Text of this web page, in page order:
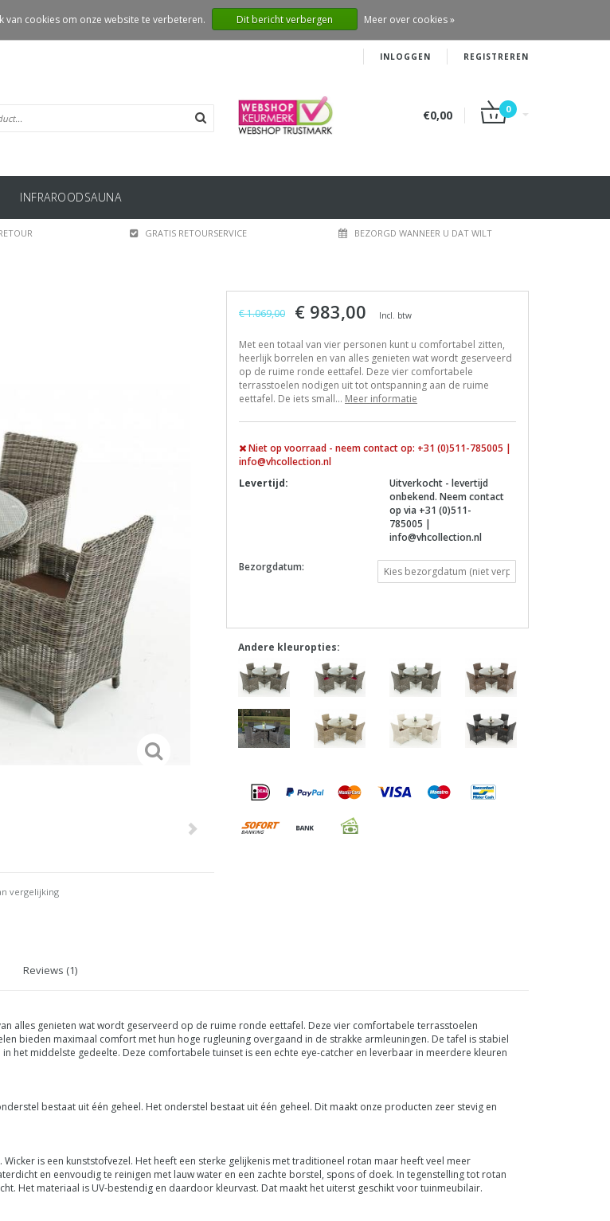
INLOGGEN REGISTREREN
€0,00 0
INFRAROODSAUNA
GRATIS RETOURSERVICE BEZORGD WANNEER U DAT WILT
vergelijking
€ 1.069,00 € 983,00 Incl. btw
Met een totaal van vier personen kunt u comfortabel zitten,
heerlijk borrelen en van alles genieten wat wordt geserveerd
op de ruime ronde eettafel. Deze vier comfortabele
terrasstoelen nodigen uit tot ontspanning aan de ruime
eettafel. De iets small... Meer informatie
Niet op voorraad - neem contact op: +31 (0)511-785005 |
info@vhcollection.nl
Levertijd:
Uitverkocht - levertijd
onbekend. Neem contact
op via +31 (0)511-
785005 |
info@vhcollection.nl
Bezorgdatum:
Andere kleuropties:
Reviews (1)
alles genieten wat wordt geserveerd op de ruime ronde eettafel. Deze vier comfortabele terrasstoelen
bieden maximaal comfort met hun hoge rugleuning overgaand in de strakke armleuningen. De tafel is stabiel
het middelste gedeelte. Deze comfortabele tuinset is een echte eye-catcher en leverbaar in meerdere kleuren
bestaat uit één geheel. Het onderstel bestaat uit één geheel. Dit maakt onze producten zeer stevig en
is een kunststofvezel. Het heeft een sterke gelijkenis met traditioneel rotan maar heeft veel meer
en eenvoudig te reinigen met lauw water en een zachte borstel, spons of doek. In tegenstelling tot rotan
Het materiaal is UV-bestendig en daardoor kleurvast. Dat maakt het uiterst geschikt voor tuinmeubilair.
cookies om onze website te verbeteren. Dit bericht verbergen Meer over cookies »